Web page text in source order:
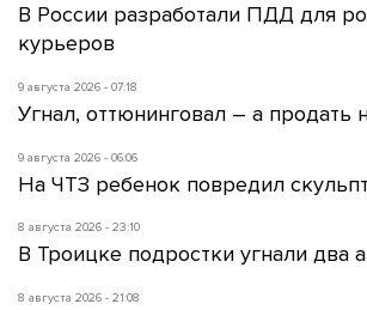
В России разработали ПДД для
курьеров
9 августа 2026 - 07:18
Угнал, оттюнинговал – а продать
9 августа 2026 - 06:06
На ЧТЗ ребенок повредил
8 августа 2026 - 23:10
В Троицке подростки угнали два
8 августа 2026 - 21:08